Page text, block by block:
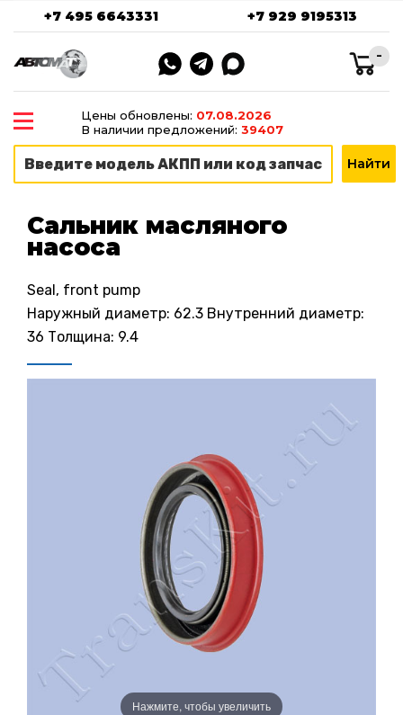
+7 495 6643331 +7 929 9195313
-
Цены обновлены: 07.08.2026
В наличии предложений: 39407
Сальник масляного
насоса
Seal, front pump
Наружный диаметр: 62.3 Внутренний диаметр:
36 Толщина: 9.4
Нажмите, чтобы увеличить